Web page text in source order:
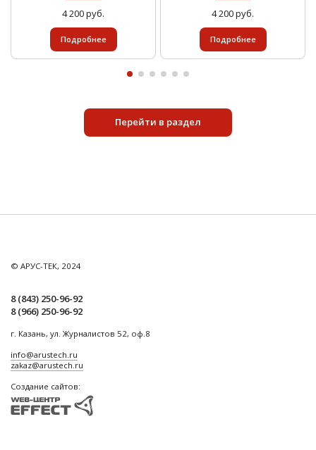
4 200 руб.
Подробнее
4 200 руб.
Подробнее
Перейти в раздел
© АРУС-ТЕК, 2024
8 (843) 250-96-92
8 (966) 250-96-92
г. Казань, ул. Журналистов 52, оф.8
info@arustech.ru
zakaz@arustech.ru
Создание сайтов: